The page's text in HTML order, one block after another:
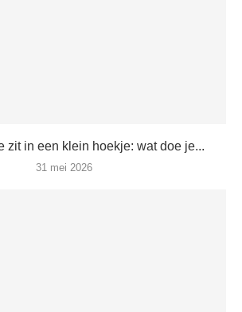
zit in een klein hoekje: wat doe je...
31 mei 2026